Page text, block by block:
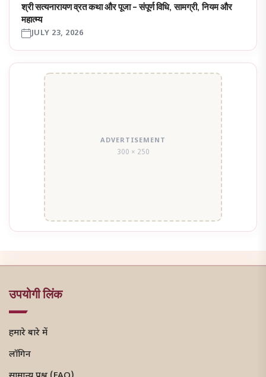
श्री सत्यनारायण व्रत कथा और पूजा – संपूर्ण विधि, सामग्री, नियम और
महात्म्य
JULY 23, 2026
ADVERTISEMENT
300 × 250
उपयोगी लिंक
हमारे बारे में
लॉगिन